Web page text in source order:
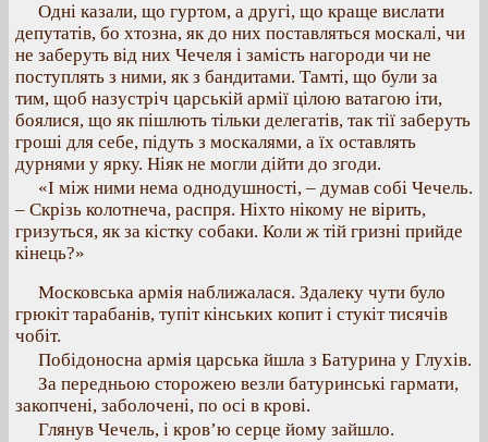
Одні казали, що гуртом, а другі, що краще вислати
депутатів, бо хтозна, як до них поставляться москалі, чи
не заберуть від них Чечеля і замість нагороди чи не
поступлять з ними, як з бандитами. Тамті, що були за
тим, щоб назустріч царській армії цілою ватагою іти,
боялися, що як пішлють тільки делегатів, так тії заберуть
гроші для себе, підуть з москалями, а їх оставлять
дурнями у ярку. Ніяк не могли дійти до згоди.
«І між ними нема однодушності, – думав собі Чечель.
– Скрізь колотнеча, распря. Ніхто нікому не вірить,
гризуться, як за кістку собаки. Коли ж тій гризні прийде
кінець?»
Московська армія наближалася. Здалеку чути було
грюкіт тарабанів, тупіт кінських копит і стукіт тисячів
чобіт.
Побідоносна армія царська йшла з Батурина у Глухів.
За передньою сторожею везли батуринські гармати,
закопчені, заболочені, по осі в крові.
Глянув Чечель, і кров’ю серце йому зайшло.